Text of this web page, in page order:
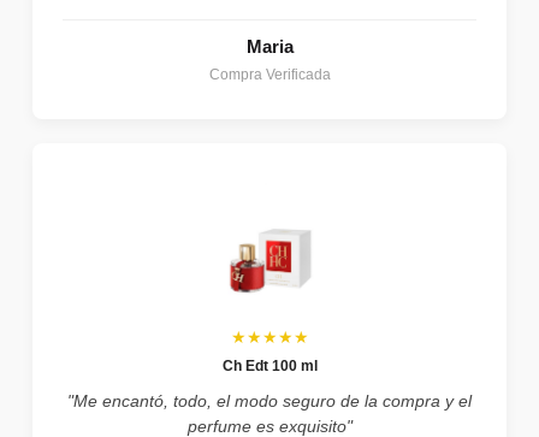
Maria
Compra Verificada
★★★★★
Ch Edt 100 ml
"Me encantó, todo, el modo seguro de la compra y el
perfume es exquisito"